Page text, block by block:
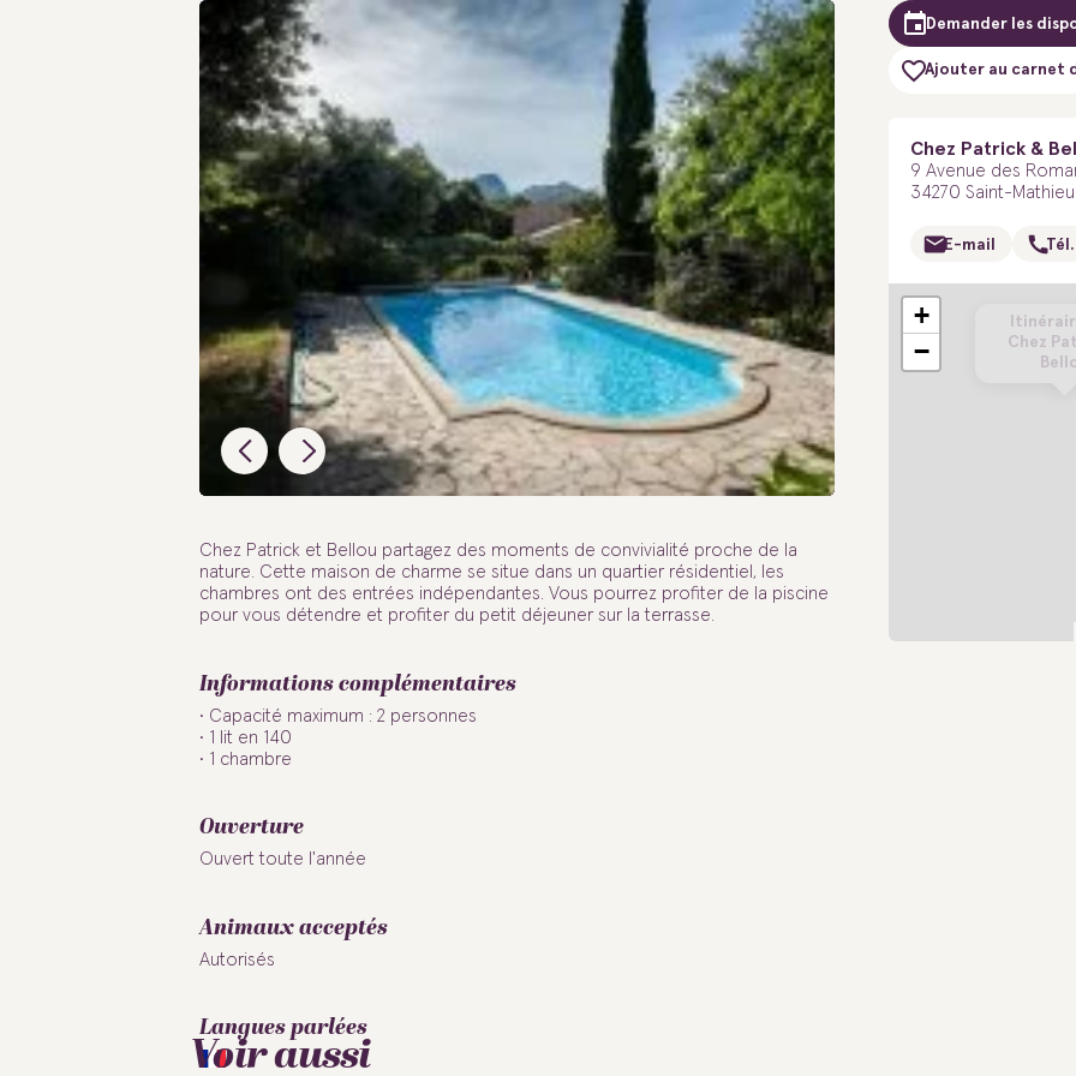
Chez Patrick et Bellou partagez des moments de convivialité proche de la
nature. Cette maison de charme se situe dans un quartier résidentiel, les
chambres ont des entrées indépendantes. Vous pourrez profiter de la piscine
pour vous détendre et profiter du petit déjeuner sur la terrasse.
Informations complémentaires
Capacité maximum : 2 personnes
1 lit en 140
1 chambre
Ouverture
Ouvert toute l'année
Animaux acceptés
Autorisés
Langues parlées
Demander les
Ajouter au carnet
Chez Patrick &
9 Avenue des
34270 Saint-
E-mail Tél.
Chez
+
−
Voir aussi